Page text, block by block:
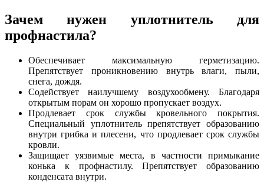
Зачем нужен уплотнитель для
профнастила?
Обеспечивает максимальную герметизацию.
Препятствует проникновению внутрь влаги, пыли,
снега, дождя.
Содействует наилучшему воздухообмену. Благодаря
открытым порам он хорошо пропускает воздух.
Продлевает срок службы кровельного покрытия.
Специальный уплотнитель препятствует образованию
внутри грибка и плесени, что продлевает срок службы
кровли.
Защищает уязвимые места, в частности примыкание
конька к профнастилу. Препятствует образованию
конденсата внутри.